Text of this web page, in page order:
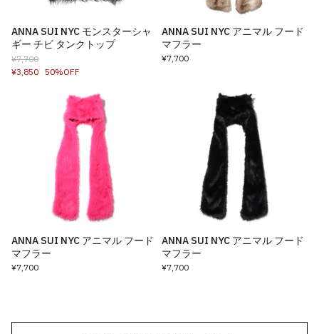
ANNA SUI NYC モンスターシャ
ギー チビ タンクトップ
¥7,700
¥3,850 50%OFF
ANNA SUI NYC アニマル フード
マフラー
¥7,700
ANNA SUI NYC アニマル フード
マフラー
¥7,700
ANNA SUI NYC アニマル フード
マフラー
¥7,700